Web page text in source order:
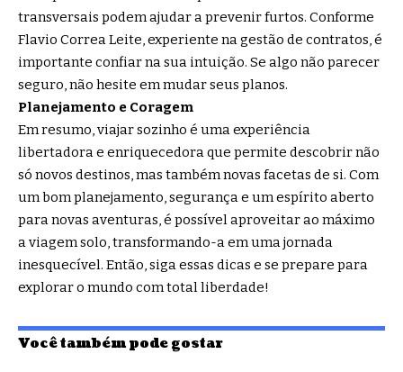
transversais podem ajudar a prevenir furtos. Conforme
Flavio Correa Leite, experiente na gestão de contratos, é
importante confiar na sua intuição. Se algo não parecer
seguro, não hesite em mudar seus planos.
Planejamento e Coragem
Em resumo, viajar sozinho é uma experiência
libertadora e enriquecedora que permite descobrir não
só novos destinos, mas também novas facetas de si. Com
um bom planejamento, segurança e um espírito aberto
para novas aventuras, é possível aproveitar ao máximo
a viagem solo, transformando-a em uma jornada
inesquecível. Então, siga essas dicas e se prepare para
explorar o mundo com total liberdade!
Você também pode gostar